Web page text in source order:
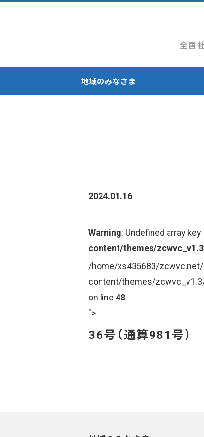
全国
地域のみなさま
2024.01.16
Warning: Undefined array key
content/themes/
/home/xs435683/
content/themes/
on line48
">
36号（通算981号）